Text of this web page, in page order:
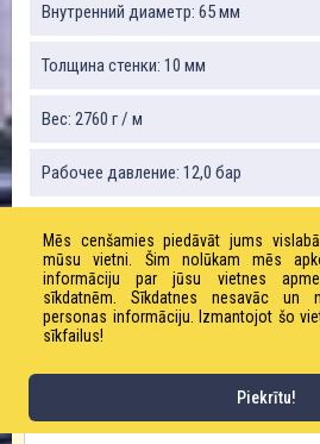
Внутренний диаметр: 65 мм
Толщина стенки: 10 мм
Вес: 2760 г / м
Рабочее давление: 12,0 бар
ЗАКАЗАТЬ ТОВАР!
ИМЯ
Mēs cenšamies piedāvāt jums
mūsu vietni. Šim nolūkam mēs
informāciju par jūsu vietnes
sīkdatnēm. Sīkdatnes nesavāc un
personas informāciju. Izmantojot šo
sīkfailus!
Piekrītu!